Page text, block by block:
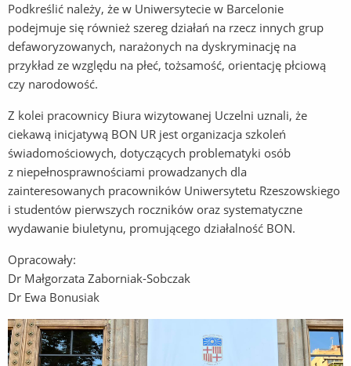
Podkreślić należy, że w Uniwersytecie w Barcelonie
podejmuje się również szereg działań na rzecz innych grup
defaworyzowanych, narażonych na dyskryminację na
przykład ze względu na płeć, tożsamość, orientację płciową
czy narodowość.
Z kolei pracownicy Biura wizytowanej Uczelni uznali, że
ciekawą inicjatywą BON UR jest organizacja szkoleń
świadomościowych, dotyczących problematyki osób
z niepełnosprawnościami prowadzanych dla
zainteresowanych pracowników Uniwersytetu Rzeszowskiego
i studentów pierwszych roczników oraz systematyczne
wydawanie biuletynu, promującego działalność BON.
Opracowały:
Dr Małgorzata Zaborniak-Sobczak
Dr Ewa Bonusiak